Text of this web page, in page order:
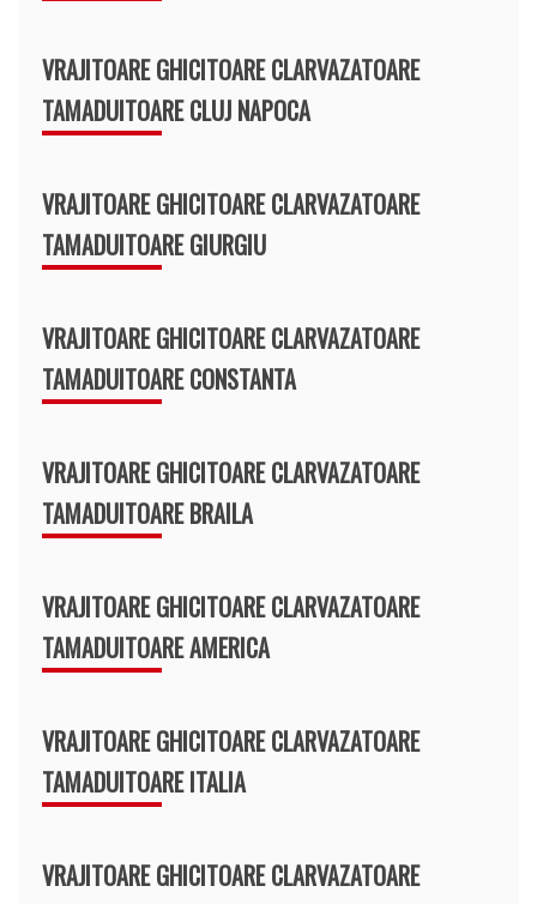
VRAJITOARE GHICITOARE CLARVAZATOARE
TAMADUITOARE CLUJ NAPOCA
VRAJITOARE GHICITOARE CLARVAZATOARE
TAMADUITOARE GIURGIU
VRAJITOARE GHICITOARE CLARVAZATOARE
TAMADUITOARE CONSTANTA
VRAJITOARE GHICITOARE CLARVAZATOARE
TAMADUITOARE BRAILA
VRAJITOARE GHICITOARE CLARVAZATOARE
TAMADUITOARE AMERICA
VRAJITOARE GHICITOARE CLARVAZATOARE
TAMADUITOARE ITALIA
VRAJITOARE GHICITOARE CLARVAZATOARE